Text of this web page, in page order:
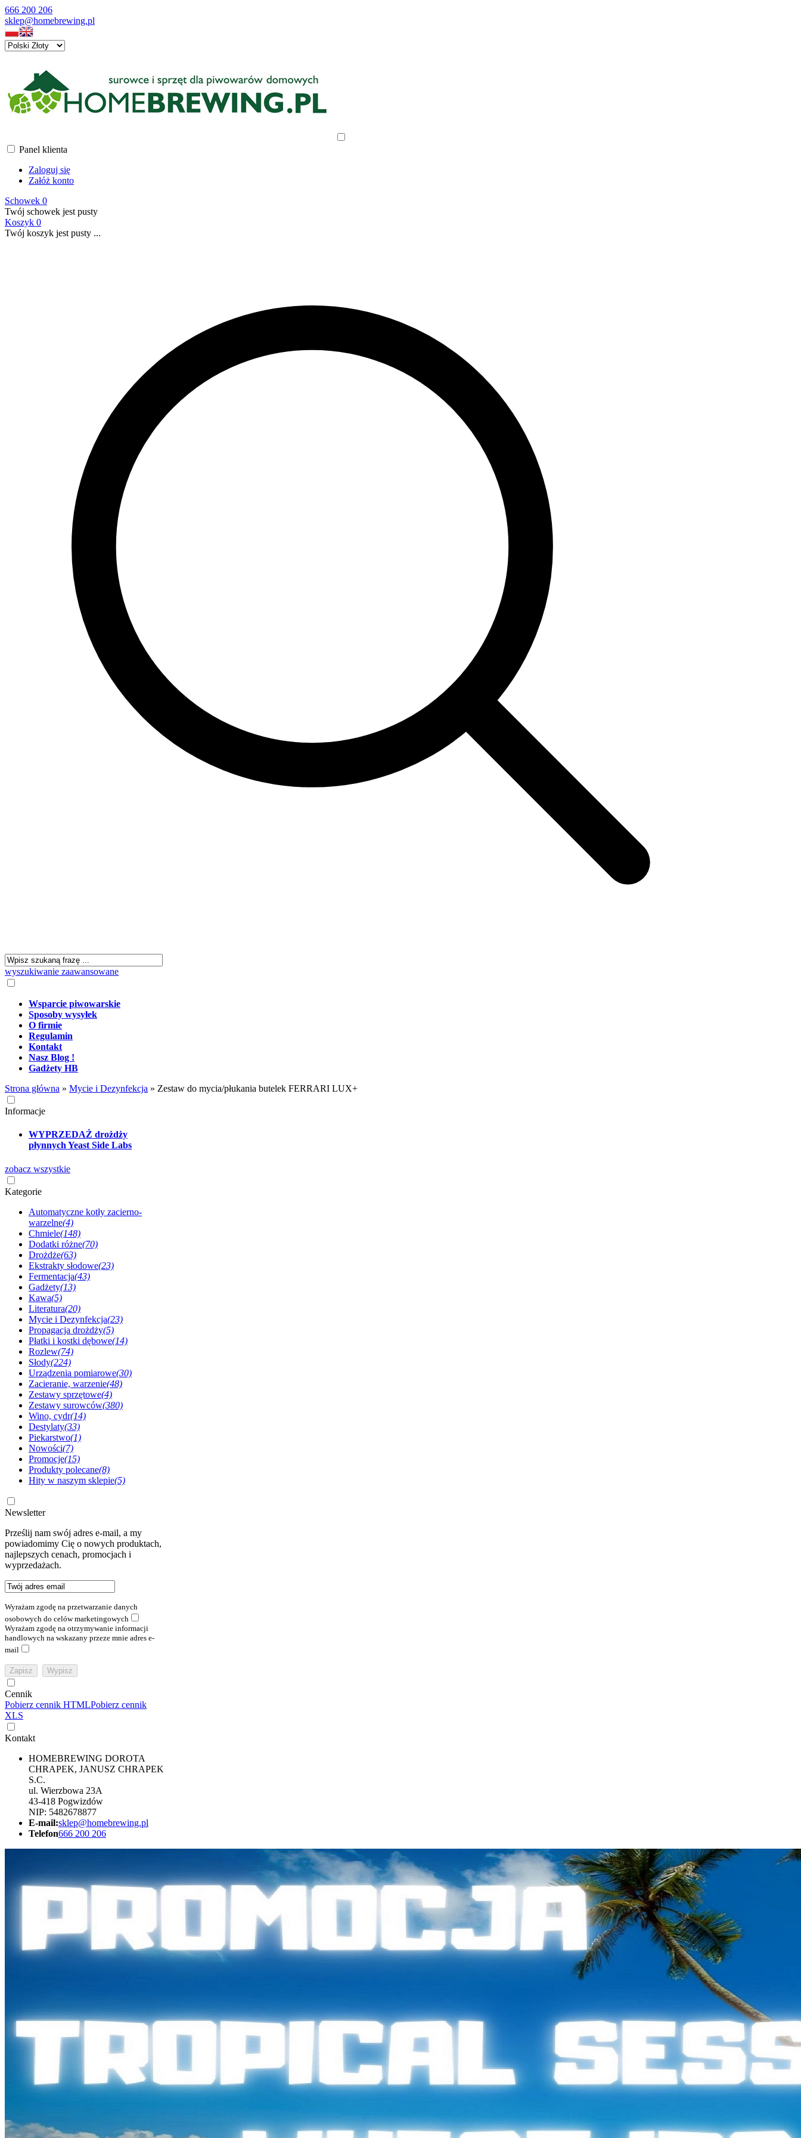
666 200 206
sklep@homebrewing.pl
Panel klienta
Zaloguj się
Załóż konto
Schowek 0
Twój schowek jest pusty
Koszyk 0
Twój koszyk jest pusty ...
wyszukiwanie zaawansowane
Wsparcie piwowarskie
Sposoby wysyłek
O firmie
Regulamin
Kontakt
Nasz Blog !
Gadżety HB
Strona główna » Mycie i Dezynfekcja » Zestaw do mycia/płukania butelek FERRARI LUX+
Informacje
WYPRZEDAŻ drożdży
płynnych Yeast Side Labs
zobacz wszystkie
Kategorie
Automatyczne kotły zacierno-
warzelne(4)
Chmiele(148)
Dodatki różne(70)
Drożdże(63)
Ekstrakty słodowe(23)
Fermentacja(43)
Gadżety(13)
Kawa(5)
Literatura(20)
Mycie i Dezynfekcja(23)
Propagacja drożdży(5)
Płatki i kostki dębowe(14)
Rozlew(74)
Słody(224)
Urządzenia pomiarowe(30)
Zacieranie, warzenie(48)
Zestawy sprzętowe(4)
Zestawy surowców(380)
Wino, cydr(14)
Destylaty(33)
Piekarstwo(1)
Nowości(7)
Promocje(15)
Produkty polecane(8)
Hity w naszym sklepie(5)
Newsletter
Prześlij nam swój adres e-mail, a my
powiadomimy Cię o nowych produktach,
najlepszych cenach, promocjach i
wyprzedażach.
Wyrażam zgodę na przetwarzanie danych
osobowych do celów marketingowych
Wyrażam zgodę na otrzymywanie informacji
handlowych na wskazany przeze mnie adres e-
mail
Cennik
Pobierz cennik HTMLPobierz cennik
XLS
Kontakt
HOMEBREWING DOROTA
CHRAPEK, JANUSZ CHRAPEK
S.C.
ul. Wierzbowa 23A
43-418 Pogwizdów
NIP: 5482678877
E-mail:sklep@homebrewing.pl
Telefon666 200 206